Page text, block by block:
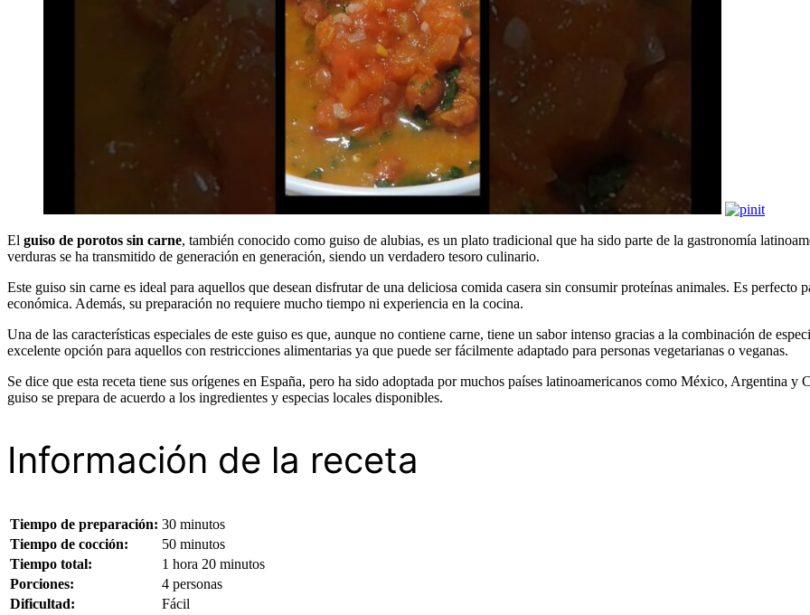
El guiso de porotos sin carne, también conocido como guiso de alubias, es un plato tradicional que ha sido parte de la gastronomía
verduras se ha transmitido de generación en generación, siendo un verdadero tesoro culinario.
Este guiso sin carne es ideal para aquellos que desean disfrutar de una deliciosa comida casera sin consumir proteínas animales. Es perfecto
económica. Además, su preparación no requiere mucho tiempo ni experiencia en la cocina.
Una de las características especiales de este guiso es que, aunque no contiene carne, tiene un sabor intenso gracias a la combinación de
excelente opción para aquellos con restricciones alimentarias ya que puede ser fácilmente adaptado para personas vegetarianas o veganas.
Se dice que esta receta tiene sus orígenes en España, pero ha sido adoptada por muchos países latinoamericanos como México, Argentina
guiso se prepara de acuerdo a los ingredientes y especias locales disponibles.
Información de la receta
Tiempo de preparación: 30 minutos
Tiempo de cocción:
50 minutos
Tiempo total:
1 hora 20 minutos
Porciones:
4 personas
Dificultad:
Fácil